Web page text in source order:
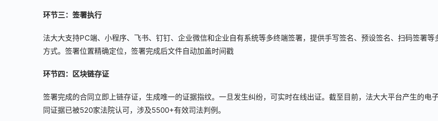
环节三：签署执行
法大大支持PC端、小程序、飞书、钉钉、企业微信和企业自有系统等多终端签署，提供手写签名、预设签名、扫码签署等
方式。签署位置精确定位，签署完成后文件自动加盖时间戳
环节四：区块链存证
签署完成的合同立即上链存证，生成唯一的证据指纹。一旦发生纠纷，可实时在线出证。截至目前，法大大平台产生的电
同证据已被520家法院认可，涉及5500+有效司法判例。